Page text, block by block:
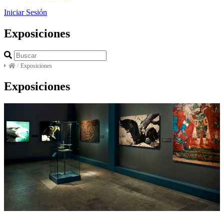
Iniciar Sesión
Exposiciones
/ Exposiciones
Exposiciones